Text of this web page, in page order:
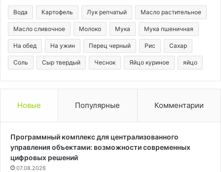
Вода Картофель Лук репчатый Масло растительное
Масло сливочное Молоко Мука Мука пшеничная
На обед На ужин Перец черный Рис Сахар
Соль Сыр твердый Чеснок Яйцо куриное яйцо
Новые Популярные Комментарии
Программный комплекс для централизованного
управления объектами: возможности современных
цифровых решений
07.08.2026